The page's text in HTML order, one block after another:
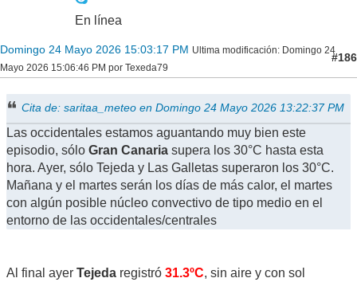
En línea
Domingo 24 Mayo 2026 15:03:17 PM Ultima modificación: Domingo 24
Mayo 2026 15:06:46 PM por Texeda79
#186
Cita de: saritaa_meteo en Domingo 24 Mayo 2026 13:22:37 PM
Las occidentales estamos aguantando muy bien este
episodio, sólo Gran Canaria supera los 30°C hasta esta
hora. Ayer, sólo Tejeda y Las Galletas superaron los 30°C.
Mañana y el martes serán los días de más calor, el martes
con algún posible núcleo convectivo de tipo medio en el
entorno de las occidentales/centrales
Al final ayer Tejeda registró 31.3ºC, sin aire y con sol